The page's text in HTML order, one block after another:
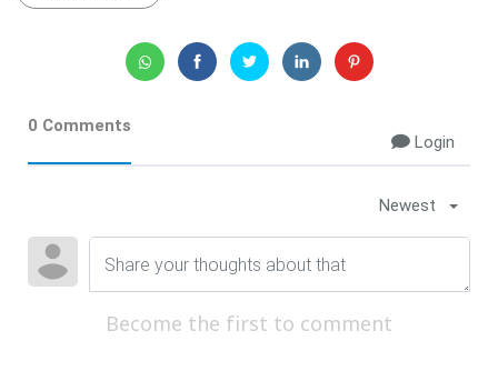
0 Comments
Login
Newest
Become the first to comment